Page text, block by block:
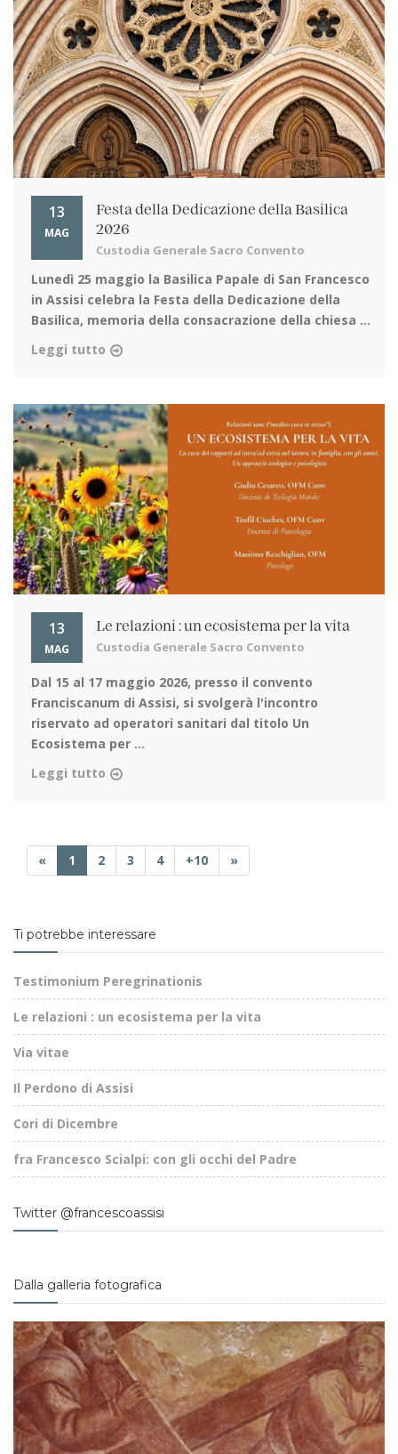
13
MAG
Festa della Dedicazione della Basilica
2026
Custodia Generale Sacro Convento
Lunedì 25 maggio la Basilica Papale di San Francesco
in Assisi celebra la Festa della Dedicazione della
Basilica, memoria della consacrazione della chiesa ...
Leggi tutto
13
MAG
Le relazioni : un ecosistema per la vita
Custodia Generale Sacro Convento
Dal 15 al 17 maggio 2026, presso il convento
Franciscanum di Assisi, si svolgerà l'incontro
riservato ad operatori sanitari dal titolo Un
Ecosistema per ...
Leggi tutto
« 1 2 3 4 +10 »
Ti potrebbe interessare
Testimonium Peregrinationis
Le relazioni : un ecosistema per la vita
Via vitae
Il Perdono di Assisi
Cori di Dicembre
fra Francesco Scialpi: con gli occhi del Padre
Twitter @francescoassisi
Dalla galleria fotografica